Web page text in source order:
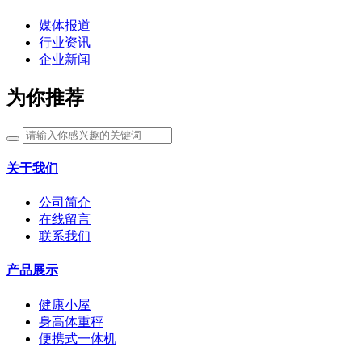
媒体报道
行业资讯
企业新闻
为你推荐
关于我们
公司简介
在线留言
联系我们
产品展示
健康小屋
身高体重秤
便携式一体机